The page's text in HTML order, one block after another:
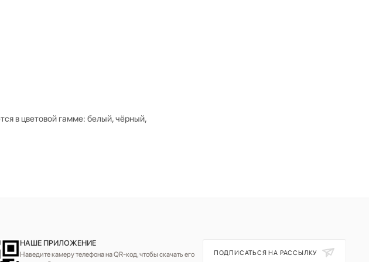
в цветовой гамме: белый, чёрный,
НАШЕ ПРИЛОЖЕНИЕ
Наведите камеру телефона на QR-код, чтобы скачать его
ПОДПИСАТЬСЯ НА РАССЫЛКУ